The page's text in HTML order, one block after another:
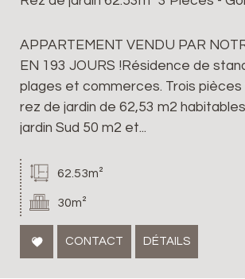
APPARTEMENT VENDU PAR
EN 193 JOURS !Résidence de
plages et commerces. Trois
rez de jardin de 62,53 m2
jardin Sud 50 m2 et...
62.53m²
30m²
CONTACT DÉTAILS